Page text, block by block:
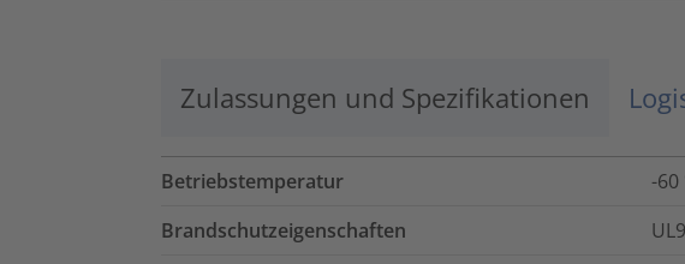
Zulassungen und Spezifikationen
Betriebstemperatur
-60
Brandschutzeigenschaften